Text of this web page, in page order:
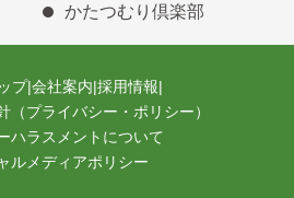
かたつむり倶楽部
プ|会社案内|採用情報|
（プライバシー・ポリシー）
ハラスメントについて
ルメディアポリシー